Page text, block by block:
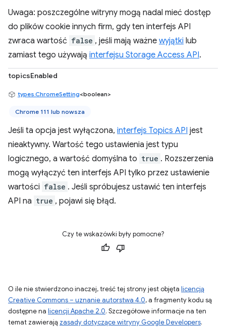
Uwaga: poszczególne witryny mogą nadal mieć dostęp
do plików cookie innych firm, gdy ten interfejs API
zwraca wartość false , jeśli mają ważne wyjątki lub
zamiast tego używają interfejsu Storage Access API.
topicsEnabled
types.ChromeSetting<boolean>
Chrome 111 lub nowsza
Jeśli ta opcja jest wyłączona, interfejs Topics API jest
nieaktywny. Wartość tego ustawienia jest typu
logicznego, a wartość domyślna to true . Rozszerzenia
mogą wyłączyć ten interfejs API tylko przez ustawienie
wartości false . Jeśli spróbujesz ustawić ten interfejs
API na true , pojawi się błąd.
Czy te wskazówki były pomocne?
O ile nie stwierdzono inaczej, treść tej strony jest objęta licencją
Creative Commons – uznanie autorstwa 4.0, a fragmenty kodu są
dostępne na licencji Apache 2.0. Szczegółowe informacje na ten
temat zawierają zasady dotyczące witryny Google Developers.